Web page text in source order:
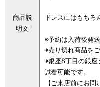
商品説
明文
ドレスにはもち
※予約は入荷後発
※売り切れ商品を
※銀座8丁目の銀座
試着可能です。
【ご来店前にお問